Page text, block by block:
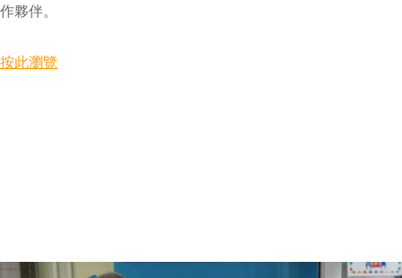
作夥伴。
按此瀏覽